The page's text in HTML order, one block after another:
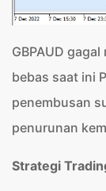
GBPAUD
bebas saat ini
penembusan
penurunan
Strategi